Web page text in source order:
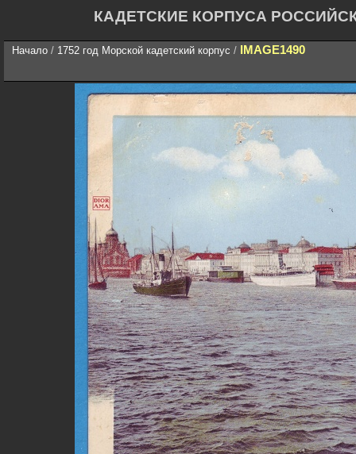
КАДЕТСКИЕ КОРПУСА
Начало / 1752 год Морской кадетский корпус / IMAGE1490